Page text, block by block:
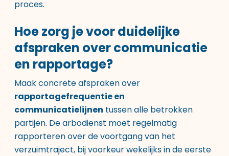
proces.
Hoe zorg je voor duidelijke
afspraken over communicatie
en rapportage?
Maak concrete afspraken over
rapportagefrequentie en
communicatielijnen tussen alle betrokken
partijen. De arbodienst moet regelmatig
rapporteren over de voortgang van het
verzuimtraject, bij voorkeur wekelijks in de eerste